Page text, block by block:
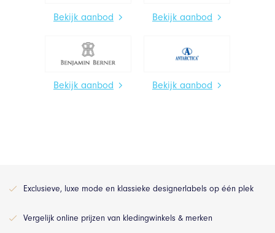
Bekijk aanbod Bekijk aanbod
Bekijk aanbod Bekijk aanbod
Exclusieve, luxe mode en klassieke designerlabels op één plek
Vergelijk online prijzen van kledingwinkels & merken